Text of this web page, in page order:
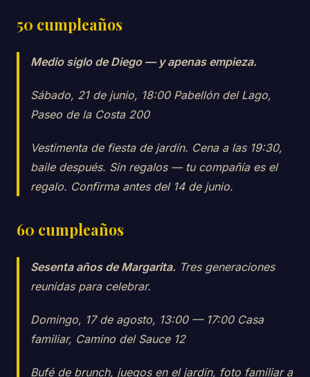
50 cumpleaños
Medio siglo de Diego — y apenas empieza.
Sábado, 21 de junio, 18:00 Pabellón del Lago,
Paseo de la Costa 200
Vestimenta de fiesta de jardín. Cena a las 19:30,
baile después. Sin regalos — tu compañía es el
regalo. Confirma antes del 14 de junio.
60 cumpleaños
Sesenta años de Margarita. Tres generaciones
reunidas para celebrar.
Domingo, 17 de agosto, 13:00 — 17:00 Casa
familiar, Camino del Sauce 12
Bufé de brunch, juegos en el jardín, foto familiar a